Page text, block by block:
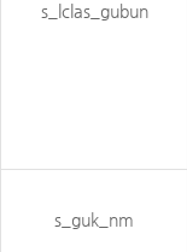
s_lclas_gubun
s_guk_nm